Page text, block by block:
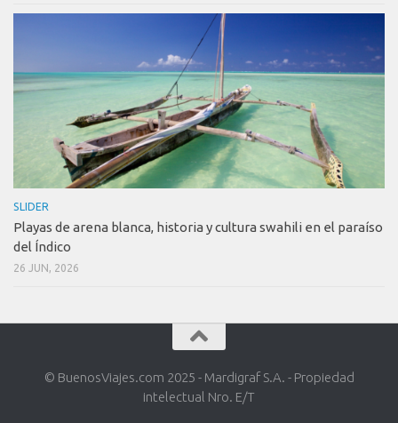
SLIDER
Playas de arena blanca, historia y cultura swahili en el paraíso
del Índico
26 JUN, 2026
© BuenosViajes.com 2025 - Mardigraf S.A. - Propiedad
intelectual Nro. E/T